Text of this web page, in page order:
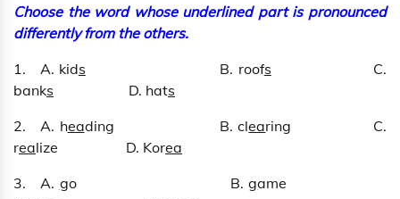
Choose the word whose underlined part is pronounced
differently from the others.
1. A. kids B. roofs C.
banks D. hats
2. A. heading B. clearing C.
realize D. Korea
3. A. go B.game